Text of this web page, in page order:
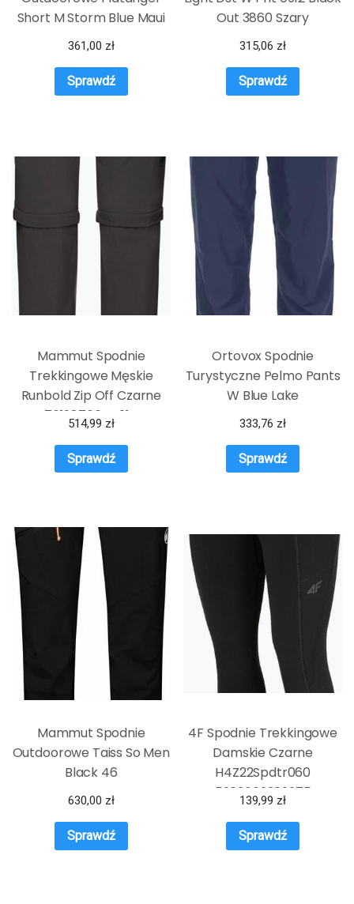
Short M Storm Blue Maui
361,00 zł
Sprawdź
Out 3860 Szary
315,06 zł
Sprawdź
Mammut Spodnie
Trekkingowe Męskie
Runbold Zip Off Czarne
7619876044914
514,99 zł
Sprawdź
Ortovox Spodnie
Turystyczne Pelmo Pants
W Blue Lake
333,76 zł
Sprawdź
Mammut Spodnie
Outdoorowe Taiss So Men
Black 46
630,00 zł
Sprawdź
4F Spodnie Trekkingowe
Damskie Czarne
H4Z22Spdtr060
5903609309275
139,99 zł
Sprawdź